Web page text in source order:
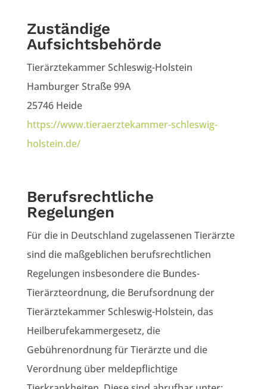
Zuständige
Aufsichtsbehörde
Tierärztekammer Schleswig-Holstein
Hamburger Straße 99A
25746 Heide
https://www.tieraerztekammer-schleswig-
holstein.de/
Berufsrechtliche
Regelungen
Für die in Deutschland zugelassenen Tierärzte
sind die maßgeblichen berufsrechtlichen
Regelungen insbesondere die Bundes-
Tierärzteordnung, die Berufsordnung der
Tierärztekammer Schleswig-Holstein, das
Heilberufekammergesetz, die
Gebührenordnung für Tierärzte und die
Verordnung über meldepflichtige